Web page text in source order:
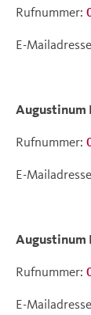
Rufnummer:
E-
Augustinum
Rufnummer:
E-
Rufnummer:
E-